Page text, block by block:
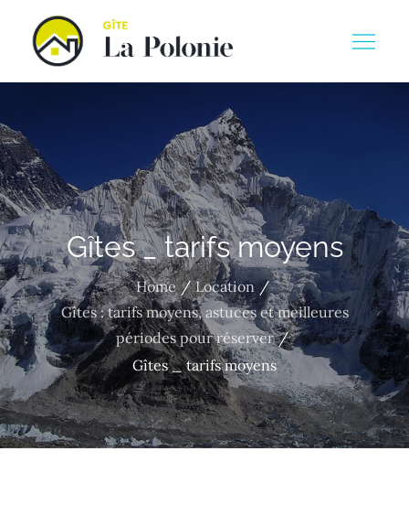
content
Gite la polinie
Gîtes _ tarifs moyens
Home
Location
Gîtes : tarifs moyens, astuces et meilleures
périodes pour réserver
Gîtes _ tarifs moyens